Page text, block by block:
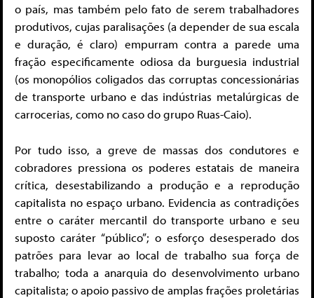
o país, mas também pelo fato de serem trabalhadores
produtivos, cujas paralisações (a depender de sua escala
e duração, é claro) empurram contra a parede uma
fração especificamente odiosa da burguesia industrial
(os monopólios coligados das corruptas concessionárias
de transporte urbano e das indústrias metalúrgicas de
carrocerias, como no caso do grupo Ruas-Caio).
Por tudo isso, a greve de massas dos condutores e
cobradores pressiona os poderes estatais de maneira
crítica, desestabilizando a produção e a reprodução
capitalista no espaço urbano. Evidencia as contradições
entre o caráter mercantil do transporte urbano e seu
suposto caráter “público”; o esforço desesperado dos
patrões para levar ao local de trabalho sua força de
trabalho; toda a anarquia do desenvolvimento urbano
capitalista; o apoio passivo de amplas frações proletárias